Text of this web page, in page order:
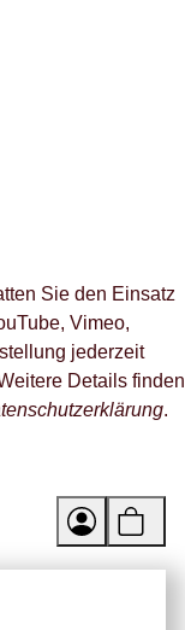
Sie den Einsatz
Vimeo,
jederzeit
Details finden
.